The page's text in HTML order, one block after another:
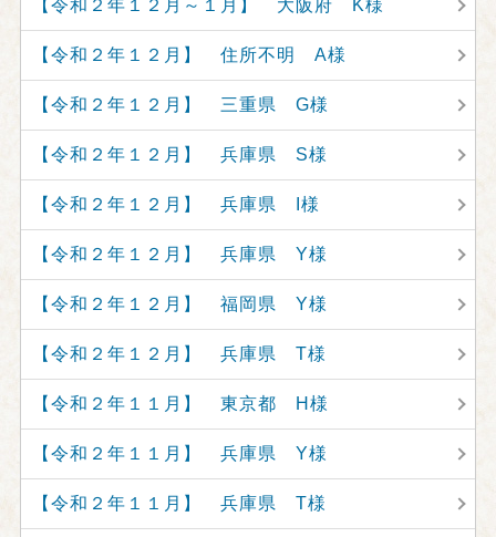
【令和２年１２月～１月】 大阪府 K様
【令和２年１２月】 住所不明 A様
【令和２年１２月】 三重県 G様
【令和２年１２月】 兵庫県 S様
【令和２年１２月】 兵庫県 I様
【令和２年１２月】 兵庫県 Y様
【令和２年１２月】 福岡県 Y様
【令和２年１２月】 兵庫県 T様
【令和２年１１月】 東京都 H様
【令和２年１１月】 兵庫県 Y様
【令和２年１１月】 兵庫県 T様